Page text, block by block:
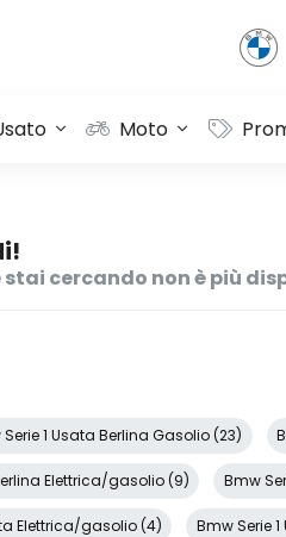
Moto
cercando non è più
1 Usata Berlina Gasolio (23)
Elettrica/gasolio (9) Bmw
Elettrica/gasolio (4) Bmw Serie